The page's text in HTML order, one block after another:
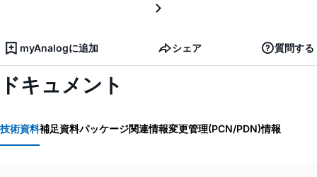
myAnalogに追加 シェア 質問する
ドキュメント
技術資料補足資料パッケージ関連情報変更管理(PCN/PDN)情報